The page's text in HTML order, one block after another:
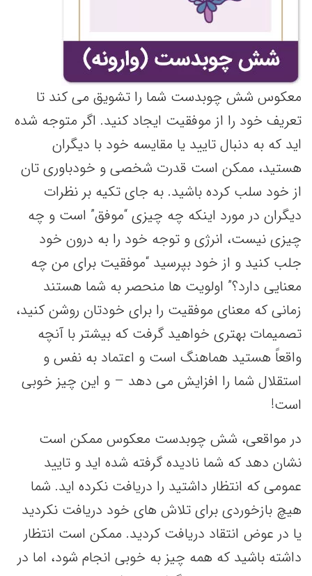
معکوس شش چوبدست شما را تشویق می کند تا
تعریف خود را از موفقیت ایجاد کنید. اگر متوجه شده
اید که به دنبال تایید یا مقایسه خود با دیگران
هستید، ممکن است قدرت شخصی و خودباوری تان
از خود سلب کرده باشید. به جای تکیه بر نظرات
دیگران در مورد اینکه چه چیزی “موفق” است و چه
چیزی نیست، انرژی و توجه خود را به درون خود
جلب کنید و از خود بپرسید “موفقیت برای من چه
معنایی دارد؟” اولویت ها منحصر به شما هستند
زمانی که معنای موفقیت را برای خودتان روشن کنید،
تصمیمات بهتری خواهید گرفت که بیشتر با آنچه
واقعاً هستید هماهنگ است و اعتماد به نفس و
استقلال شما را افزایش می دهد – و این چیز خوبی
است!
در مواقعی، شش چوبدست معکوس ممکن است
نشان دهد که شما نادیده گرفته شده اید و تایید
عمومی که انتظار داشتید را دریافت نکرده اید. شما
هیچ بازخوردی برای تلاش های خود دریافت نکردید
یا در عوض انتقاد دریافت کردید. ممکن است انتظار
داشته باشید که همه چیز به خوبی انجام شود، اما در